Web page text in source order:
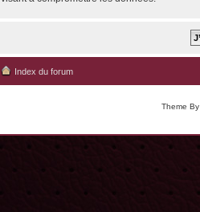
Index du forum
Theme